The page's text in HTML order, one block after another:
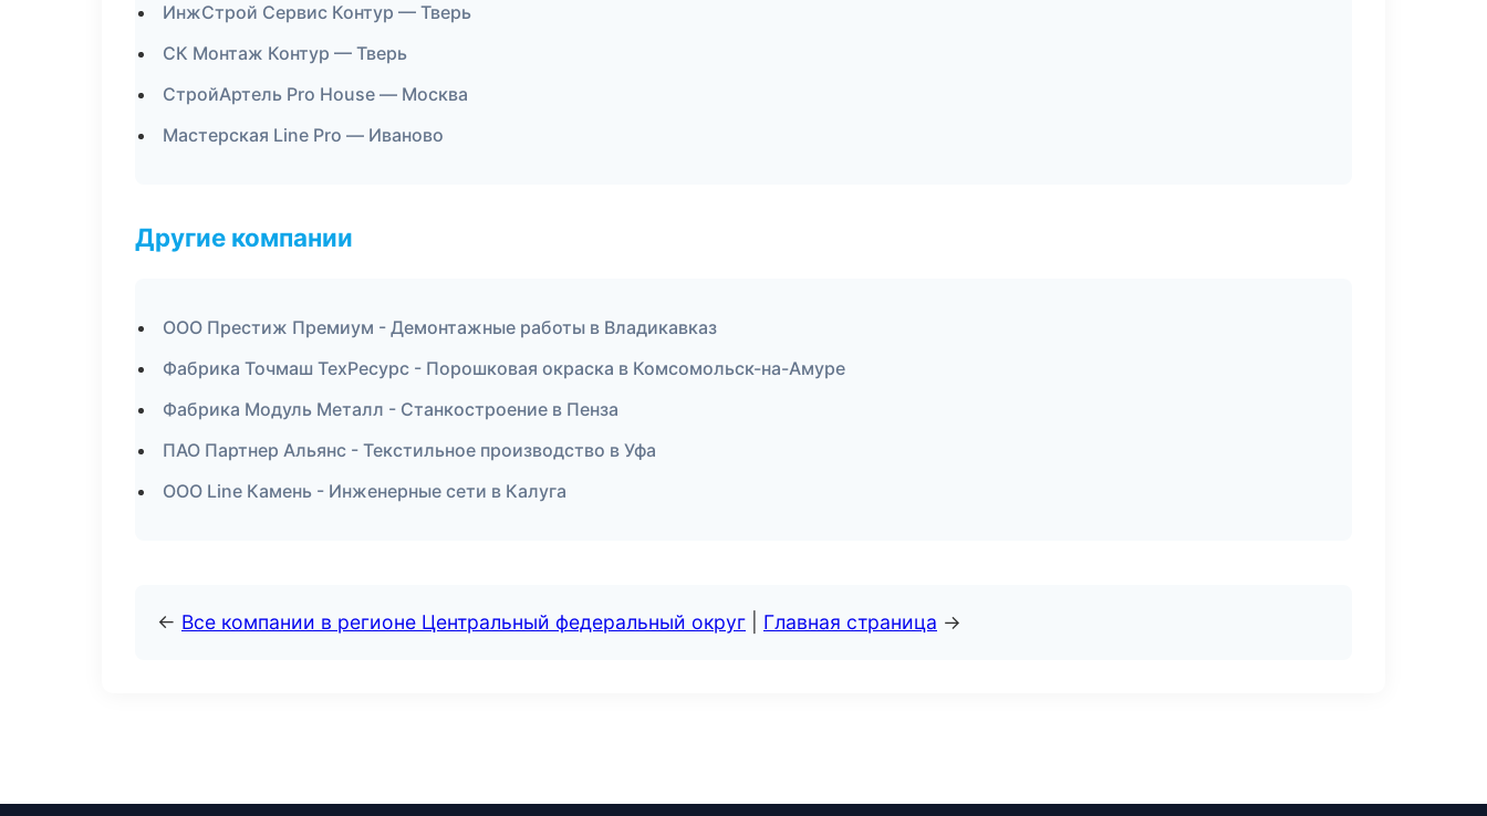
ИнжСтрой Сервис Контур — Тверь
СК Монтаж Контур — Тверь
СтройАртель Pro House — Москва
Мастерская Line Pro — Иваново
Другие компании
ООО Престиж Премиум - Демонтажные работы в Владикавказ
Фабрика Точмаш ТехРесурс - Порошковая окраска в Комсомольск-на-Амуре
Фабрика Модуль Металл - Станкостроение в Пенза
ПАО Партнер Альянс - Текстильное производство в Уфа
ООО Line Камень - Инженерные сети в Калуга
← Все компании в регионе Центральный федеральный округ Главная страница →